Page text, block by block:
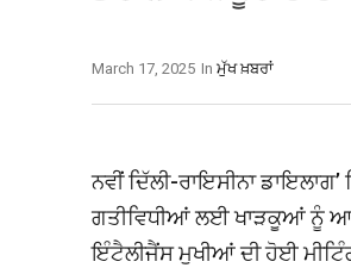
In ਮੁੱਖ ਖ਼ਬਰਾਂ
March 17, 2025
ਨਵੀਂ ਦਿੱਲੀ-ਰਾਇਸੀਨਾ
ਗਤੀਵਿਧੀਆਂ ਲਈ ਖਾੜਕੂਆਂ ਨੂੰ ਆਪੋ
ਇੰਟੈਲੀਜੈਂਸ ਮੁਖੀਆਂ ਦੀ ਹੋਈ